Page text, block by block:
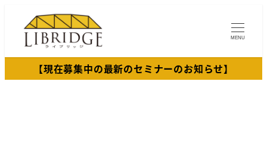
ン
MENU
【現在募集中の最新のセミナーのお知らせ】